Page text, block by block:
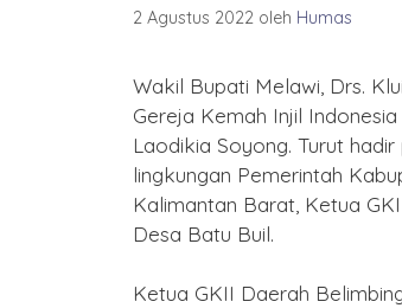
2 Agustus 2022 oleh Humas
Wakil Bupati Melawi, Drs.
Gereja Kemah Injil
Laodikia Soyong. Turut
lingkungan Pemerintah
Kalimantan Barat, Ketua
Desa Batu Buil.
Ketua GKII Daerah